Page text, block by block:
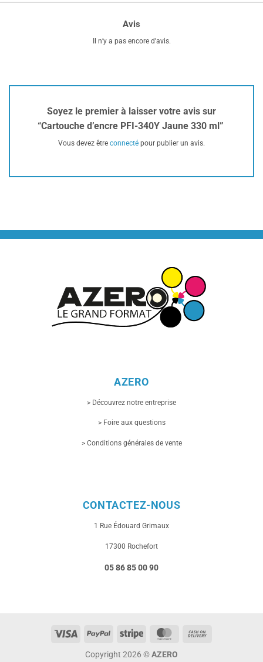
Avis
Il n’y a pas encore d’avis.
Soyez le premier à laisser votre avis sur
“Cartouche d’encre PFI-340Y Jaune 330 ml”
Vous devez être connecté pour publier un avis.
AZERO
> Découvrez notre entreprise
> Foire aux questions
> Conditions générales de vente
CONTACTEZ-NOUS
1 Rue Édouard Grimaux
17300 Rochefort
05 86 85 00 90
Visa PayPal Stripe MasterCard
Copyright 2026 ©AZERO